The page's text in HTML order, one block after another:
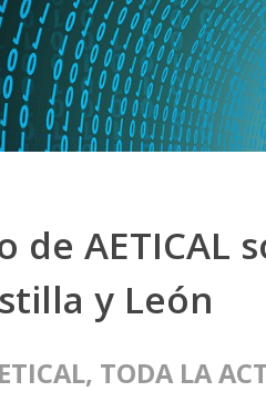
de
y León
, TODA LA